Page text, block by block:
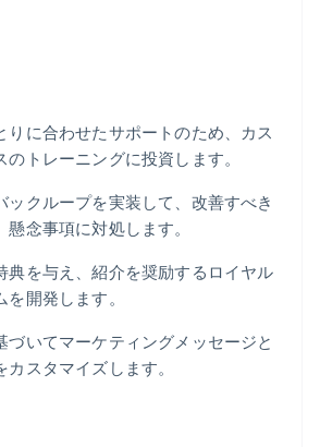
りに合わせたサポートのため、カス
のトレーニングに投資します。
ックループを実装して、改善すべき
念事項に対処します。
典を与え、紹介を奨励するロイヤル
開発します。
づいてマーケティングメッセージと
スタマイズします。